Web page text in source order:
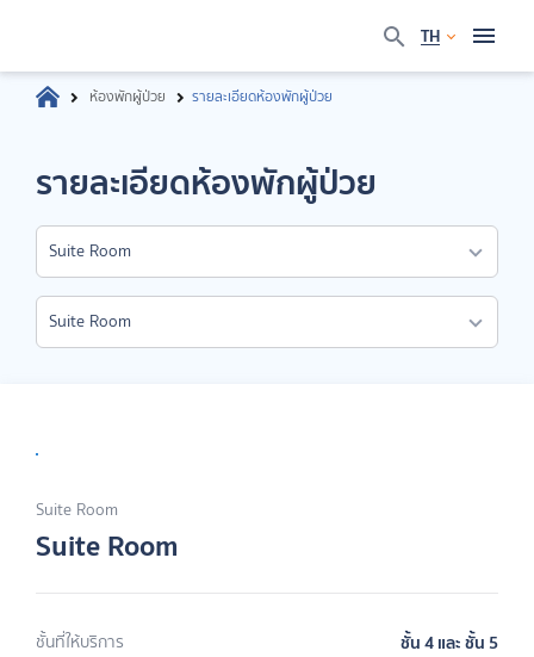
TH
ห้องพักผู้ป่วย รายละเอียดห้องพักผู้ป่วย
รายละเอียดห้องพักผู้ป่วย
Suite Room
Suite Room
Suite Room
Suite Room
ชั้นที่ให้บริการ ชั้น 4 และ ชั้น 5